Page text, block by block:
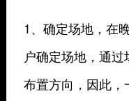
1、确定场地，在
户确定场地，通
布置方向，因此